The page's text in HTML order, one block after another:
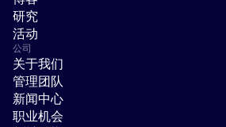
研究
活动
公司
关于我们
管理团队
新闻中心
职业机会